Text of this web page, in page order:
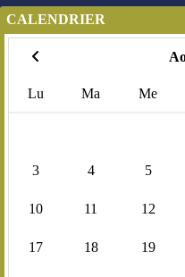
CALENDRIER
Lu Ma Me
3 4 5
10 11 12
17 18 19